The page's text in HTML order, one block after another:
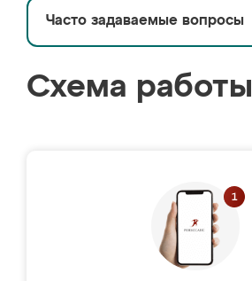
Часто задаваемые вопросы
Схема работы